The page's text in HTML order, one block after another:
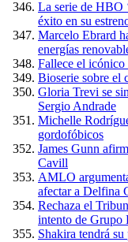
La serie de HBO
éxito en su
Marcelo Ebrard
energías
Fallece el icónico
Bioserie sobre el
Gloria Trevi se
Sergio Andrade
Michelle
gordofóbicos
James Gunn
Cavill
AMLO
afectar a Delfina
Rechaza el
intento de Grupo
Shakira tendrá